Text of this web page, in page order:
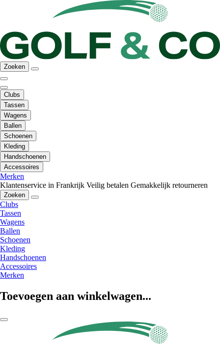
Zoeken
Clubs
Tassen
Wagens
Ballen
Schoenen
Kleding
Handschoenen
Accessoires
Merken
Klantenservice in Frankrijk Veilig betalen Gemakkelijk retourneren
Zoeken
Clubs
Tassen
Wagens
Ballen
Schoenen
Kleding
Handschoenen
Accessoires
Merken
Toevoegen aan winkelwagen...